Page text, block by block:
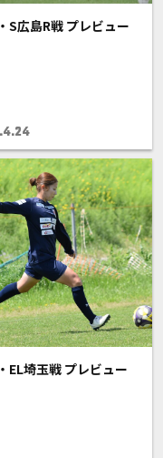
S広島R戦 プレビュー
EL埼玉戦 プレビュー